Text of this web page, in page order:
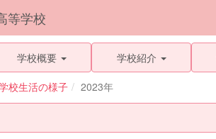
等学校
学校概要 学校紹介
校生活の様子 2023年